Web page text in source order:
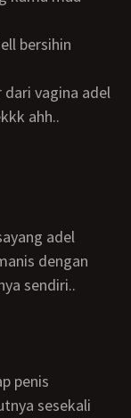
ahh..
dengan
sendiri..
sesekali